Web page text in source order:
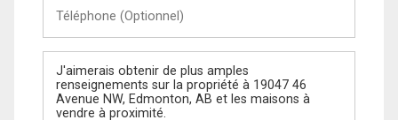
(Optionnel)
Message